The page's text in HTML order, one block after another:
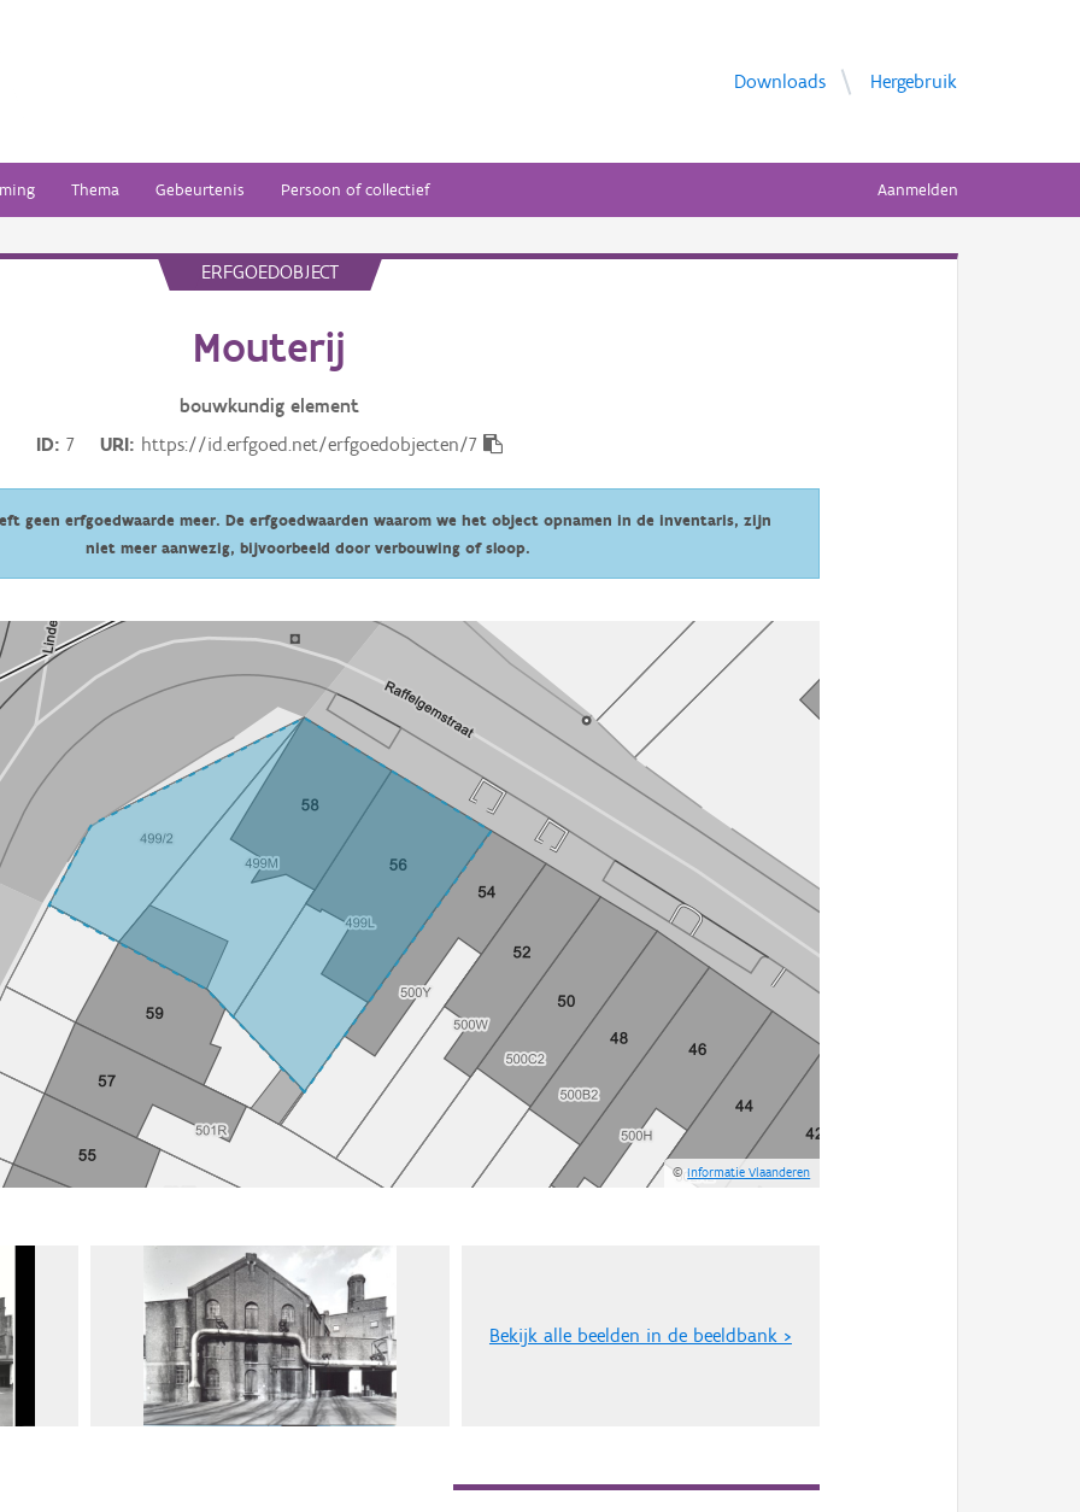
Downloads Hergebruik
Thema Gebeurtenis Persoon of collectief Aanmelden
ERFGOEDOBJECT
Mouterij
bouwkundig element
ID
7 URI https://id.erfgoed.net/erfgoedobjecten/7
geen erfgoedwaarde meer. De erfgoedwaarden waarom we het object opnamen in de inventaris, zijn
niet meer aanwezig, bijvoorbeeld door verbouwing of sloop.
©Informatie Vlaanderen
Bekijk alle beelden in de beeldbank >